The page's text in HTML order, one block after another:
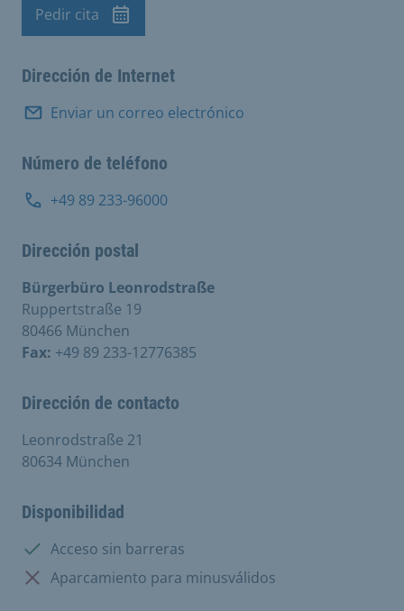
Cita previa
Pedir cita
Dirección de Internet
Enviar un correo electrónico
Número de teléfono
+49 89 233-96000
Dirección postal
Bürgerbüro Leonrodstraße
Ruppertstraße 19
80466 München
Fax: +49 89 233-12776385
Dirección de contacto
Leonrodstraße 21
80634 München
Disponibilidad
Disponible:
Acceso sin barreras
No disponible:
Aparcamiento para minusválidos